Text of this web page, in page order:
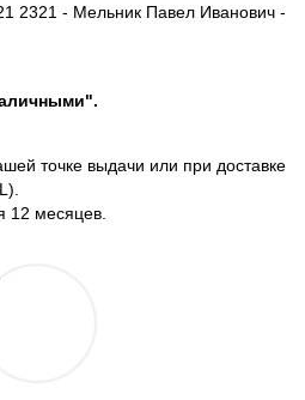
2321 - Мельник Павел Иванович -
точке выдачи или при доставке
12 месяцев.